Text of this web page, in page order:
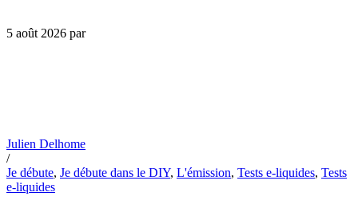
5 août 2026 par
Julien Delhome
/
Je débute, Je débute dans le DIY, L'émission, Tests e-liquides, Tests
e-liquides